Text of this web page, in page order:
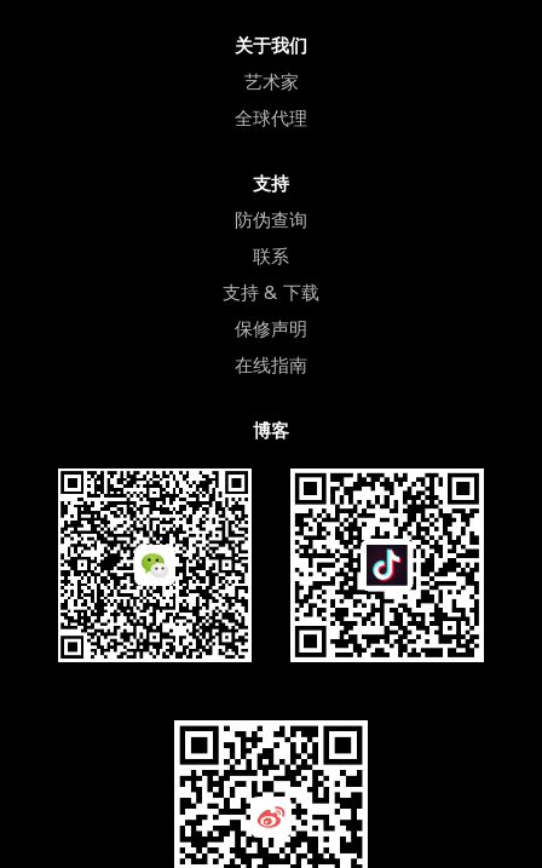
关于我们
艺术家
全球代理
支持
防伪查询
联系
支持 & 下载
保修声明
在线指南
博客